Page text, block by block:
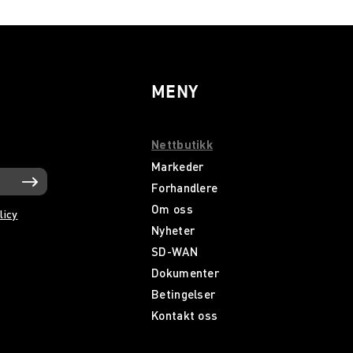
MENY
Nettbutikk
Markeder
Forhandlere
Om oss
Nyheter
SD-WAN
Dokumenter
Betingelser
Kontakt oss